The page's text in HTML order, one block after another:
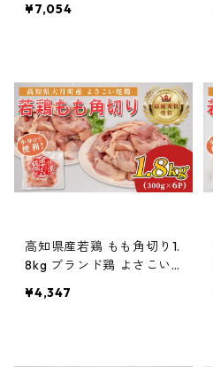
¥7,054
高知県産若鶏 もも角切り1.
8kg ブランド鶏 よさこい
¥4,347